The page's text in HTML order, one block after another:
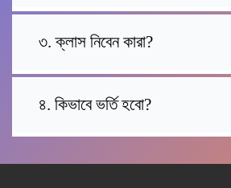
৩. ক্লাস নিবেন কারা?
৪. কিভাবে ভর্তি হবো?